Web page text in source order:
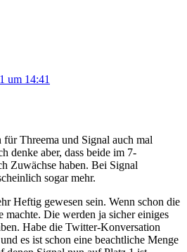
um 14:41
für Threema und Signal auch mal
denke aber, dass beide im 7-
Zuwächse haben. Bei Signal
sogar mehr.
Heftig gewesen sein. Wenn schon die
machte. Die werden ja sicher einiges
Habe die Twitter-Konversation
es ist schon eine beachtliche Menge